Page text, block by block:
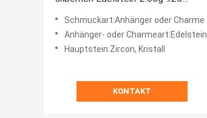
ovalen blauen Saphir
Schmuckart:Anhänger oder Charme
Anhänger- oder Charmeart:Edelstein-Anhänger
Hauptstein:Zircon, Kristall
KONTAKT